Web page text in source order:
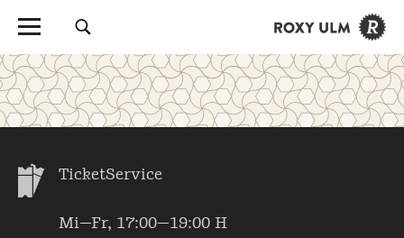
TicketService
Mi—Fr, 17:00—19:00 H